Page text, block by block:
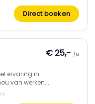
Direct boeken
€ 25,- /u
ervaring in
van werken...